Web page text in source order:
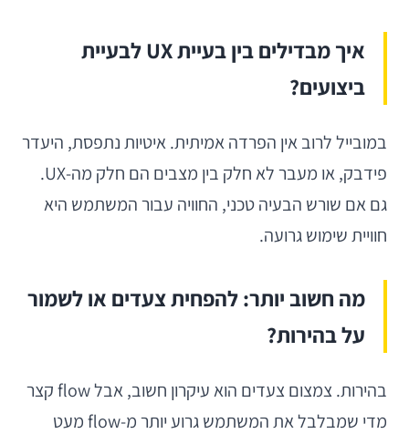
איך מבדילים בין בעיית UX לבעיית
ביצועים?
במובייל לרוב אין הפרדה אמיתית. איטיות נתפסת, היעדר
פידבק, או מעבר לא חלק בין מצבים הם חלק מה-UX.
גם אם שורש הבעיה טכני, החוויה עבור המשתמש היא
חוויית שימוש גרועה.
מה חשוב יותר: להפחית צעדים או לשמור
על בהירות?
בהירות. צמצום צעדים הוא עיקרון חשוב, אבל flow קצר
מדי שמבלבל את המשתמש גרוע יותר מ-flow מעט